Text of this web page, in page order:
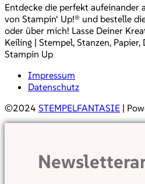
Entdecke die perfekt aufeinander
von Stampin‘ Up!® und bestelle
oder über mich! Lasse Deiner
Keiling | Stempel, Stanzen,
Stampin Up
Impressum
Datenschutz
©2024 STEMPELFANTASIE |